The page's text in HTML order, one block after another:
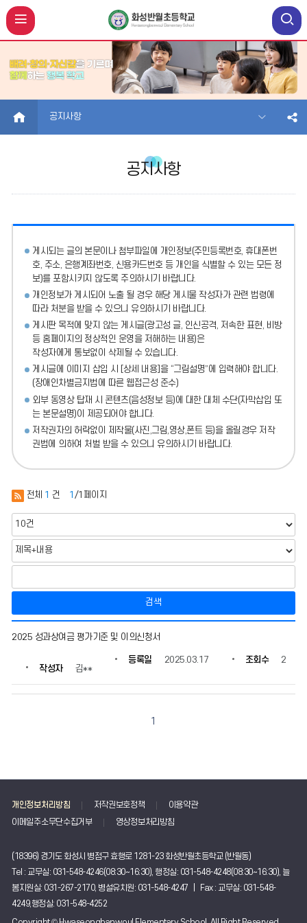
HOME 공지사항
공지사항
게시되는 글의 본문이나 첨부파일에
개인정보(주민등록번호, 휴대폰번
호, 주소, 은행계좌번호, 신용카드번호 등 개인을 식별할 수 있는 모든 정
보)를 포함시키지 않도록 주의하시기 바랍니다.
개인정보가 게시되어 노출 될 경우 해당 게시물 작성자가 관련 법령에
따라 처분을 받을 수 있으니 유의하시기 바랍니다.
게시판 목적에 맞지 않는 게시글(광고성 글, 인신공격, 저속한 표현, 비방
등 홈페이지의 정상적인 운영을 저해하는 내용)은
작성자에게 통보없이 삭제될 수 있습니다.
게시글에 이미지 삽입 시 [상세 내용]을 “그림설명”에 입력해야 합니다.
(장애인차별금지법에 따른 웹접근성 준수)
외부 동영상 탑재 시 콘텐츠(음성정보 등)에 대한 대체 수단(자막삽입 또
는 본문설명)이 제공되어야 합니다.
저작권자의 허락없이 제작물(사진,그림,영상,폰트 등)을 올릴경우 저작
권법에 의하여 처벌 받을 수 있으니 유의하시기 바랍니다.
전체 1 건 1 /1페이지
검색
지
의
게
목,
성
자,
일,
조
회
수
정
2025 성과상여금 평가기준 및 이의신청서
작성자 김**
등록일 2025.03.17 조회수 2
1
개인정보처리방침 저작권보호정책
이용약관
이메일주소무단수집거부
영상정보처리방침
(18396) 경기도 화성시 병점구 효행로 1281-23 화성반월초등학교 (반월동)
Tel : 교무실: 031-548-4246(08:30~16:30), 행정실: 031-548-4248(08:30~16:30), 늘
봄지원실: 031-267-2170, 병설유치원: 031-548-4247 | Fax : 교무실: 031-548-
4249,행정실: 031-548-4252